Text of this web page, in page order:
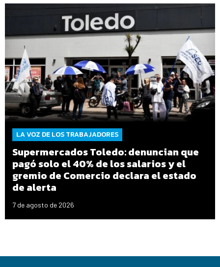
LA VOZ DE LOS TRABAJADORES
Supermercados Toledo: denuncian que
pagó solo el 40% de los salarios y el
gremio de Comercio declara el estado
de alerta
7 de agosto de 2026